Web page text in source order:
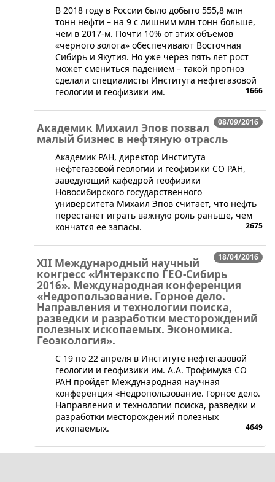
​​В 2018 году в России было добыто 555,8 млн
тонн нефти – на 9 с лишним млн тонн больше,
чем в 2017-м. Почти 10% от этих объемов
«черного золота» обеспечивают Восточная
Сибирь и Якутия. Но уже через пять лет рост
может смениться падением – такой прогноз
сделали специалисты Института нефтегазовой
геологии и геофизики им.
1666
08/09/2016
Академик Михаил Эпов позвал
малый бизнес в нефтяную отрасль
​​Академик РАН, директор Института
нефтегазовой геологии и геофизики СО РАН,
заведующий кафедрой геофизики
Новосибирского государственного
университета Михаил Эпов считает, что нефть
перестанет играть важную роль раньше, чем
кончатся ее запасы.
2675
18/04/2016
XII Международный научный
конгресс «Интерэкспо ГЕО-Сибирь
2016». Международная конференция
«Недропользование. Горное дело.
Направления и технологии поиска,
разведки и разработки месторождений
полезных ископаемых. Экономика.
Геоэкология».
​​​​​​С 19 по 22 апреля в Институте нефтегазовой
геологии и геофизики им. А.А. Трофимука СО
РАН пройдет Международная научная
конференция «Недропользование. Горное дело.
Направления и технологии поиска, разведки и
разработки месторождений полезных
ископаемых.
4649